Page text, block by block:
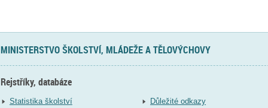
MINISTERSTVO ŠKOLSTVÍ, MLÁDEŽE A TĚLOVÝCHOVY
Rejstříky, databáze
Statistika školství
Důležité odkazy